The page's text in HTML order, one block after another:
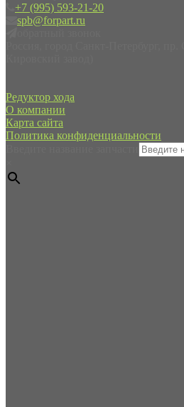
+7 (995) 593-21-20
spb@forpart.ru
Редуктор хода
О компании
Карта сайта
Политика конфиденциальности